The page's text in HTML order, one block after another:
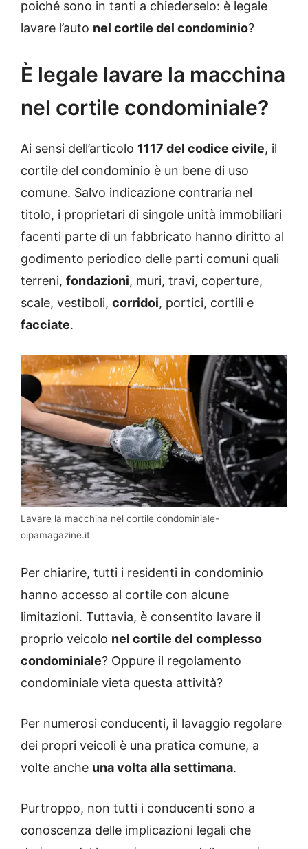
poiché sono in tanti a chiederselo: è legale
lavare l’auto nel cortile del condominio?
È legale lavare la macchina
nel cortile condominiale?
Ai sensi dell’articolo 1117 del codice civile, il
cortile del condominio è un bene di uso
comune. Salvo indicazione contraria nel
titolo, i proprietari di singole unità immobiliari
facenti parte di un fabbricato hanno diritto al
godimento periodico delle parti comuni quali
terreni, fondazioni, muri, travi, coperture,
scale, vestiboli, corridoi, portici, cortili e
facciate.
Lavare la macchina nel cortile condominiale-
oipamagazine.it
Per chiarire, tutti i residenti in condominio
hanno accesso al cortile con alcune
limitazioni. Tuttavia, è consentito lavare il
proprio veicolo nel cortile del complesso
condominiale? Oppure il regolamento
condominiale vieta questa attività?
Per numerosi conducenti, il lavaggio regolare
dei propri veicoli è una pratica comune, a
volte anche una volta alla settimana.
Purtroppo, non tutti i conducenti sono a
conoscenza delle implicazioni legali che